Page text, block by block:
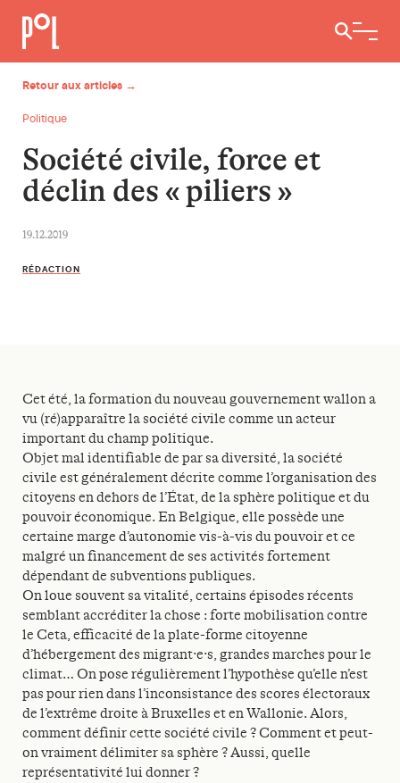
Ouvrir /
Retour aux articles →
Politique
Société civile, force et
déclin des « piliers »
19.12.2019
RÉDACTION
Cet été, la formation du nouveau gouvernement wallon a
vu (ré)apparaître la société civile comme un acteur
important du champ politique.
Objet mal identifiable de par sa diversité, la société
civile est généralement décrite comme l’organisation des
citoyens en dehors de l’État, de la sphère politique et du
pouvoir économique. En Belgique, elle possède une
certaine marge d’autonomie vis-à-vis du pouvoir et ce
malgré un financement de ses activités fortement
dépendant de subventions publiques.
On loue souvent sa vitalité, certains épisodes récents
semblant accréditer la chose : forte mobilisation contre
le Ceta, efficacité de la plate-forme citoyenne
d’hébergement des migrant·e·s, grandes marches pour le
climat… On pose régulièrement l’hypothèse qu’elle n’est
pas pour rien dans l’inconsistance des scores électoraux
de l’extrême droite à Bruxelles et en Wallonie. Alors,
comment définir cette société civile ? Comment et peut-
on vraiment délimiter sa sphère ? Aussi, quelle
représentativité lui donner ?